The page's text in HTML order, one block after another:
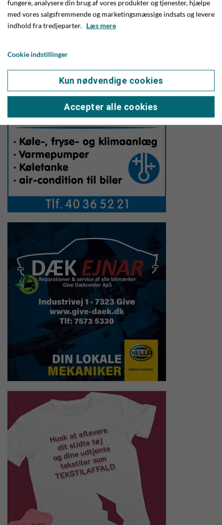
hyggelig eftermiddag, og Give Elementer håber, at så mange
som muligt vil være med til at fejre Lars og Christian på
fungere, analysere din brug af vores produkter og tjenester, hjælpe
med vores salgsfremmende og marketingsmæssige indsats og levere
indhold fra tredjeparter. Læs mere
Cookie indstillinger
Kun nødvendige cookies
Accepter alle cookies